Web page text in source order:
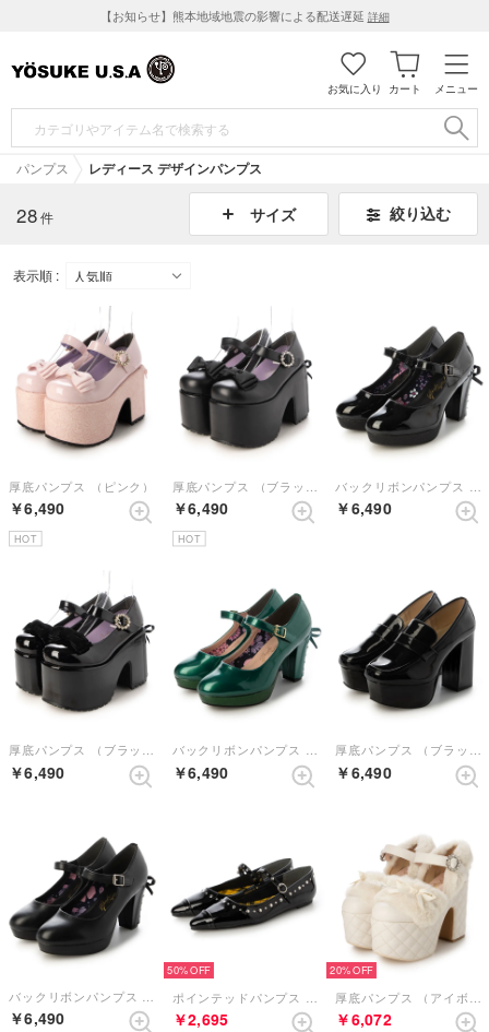
【お知らせ】熊本地域地震の影響による配送遅延 詳細
メニュー
カート
お気に入り
パンプス レディース デザインパンプス
28件 サイズ 絞り込む
表示順 :
厚底パンプス （ピンク）
￥6,490
HOT
￥6,490
HOT
￥6,490
厚底パンプス （ブラックエナメル）
￥6,490
バックリボンパンプス （グリーン）
￥6,490
厚底パンプス （ブラックエナメル）
￥6,490
バックリボンパンプス （ブラック）
￥6,490
50%
ポインテッドパンプス （ブラックエナメル）
￥2,695
20%
厚底パンプス （アイボリー）
￥6,072